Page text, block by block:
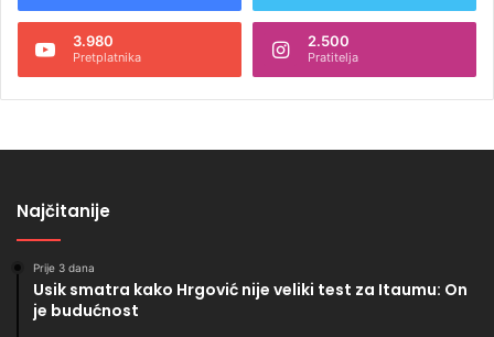
3.980
Pretplatnika
2.500
Pratitelja
Najčitanije
Prije 3 dana
Usik smatra kako Hrgović nije veliki test za Itaumu: On
je budućnost